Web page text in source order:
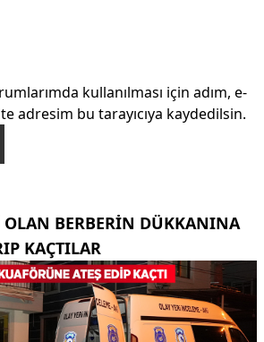
kullanılması için adım, e-
adresim bu tarayıcıya kaydedilsin.
BERBERIN DÜKKANINA
KAÇTILAR